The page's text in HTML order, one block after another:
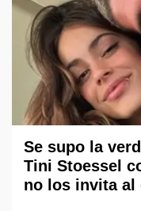
Se supo la
Tini Stoessel
no los invita al